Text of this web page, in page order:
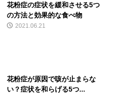
花粉症の症状を緩和させる5つ
の方法と効果的な食べ物
2021.06.21
花粉症が原因で咳が止まらな
い？症状を和らげる5つ...